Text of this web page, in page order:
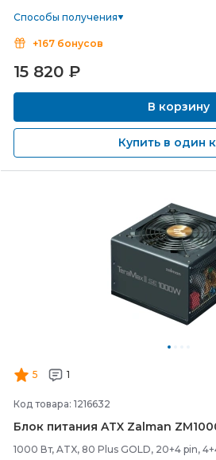
Способы получения
+167 бонусов
15 820 ₽
В корзину
Купить в один
5 1
Код товара: 1216632
Блок питания ATX Zalman
1000 Вт, ATX, 80 Plus GOLD, 20+4 pin,